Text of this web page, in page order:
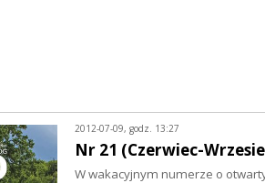
2012-07-09, godz. 13:27
Nr 21 (Czerwiec-
W wakacyjnym numerze o